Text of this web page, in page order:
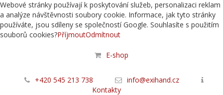
Webové stránky používají k poskytování služeb, personalizaci reklam
a analýze návštěvnosti soubory cookie. Informace, jak tyto stránky
používáte, jsou sdíleny se společností Google. Souhlasíte s použitím
souborů cookies?PříjmoutOdmítnout
E-shop
+420 545 213 738
info@exihand.cz
Kontakty